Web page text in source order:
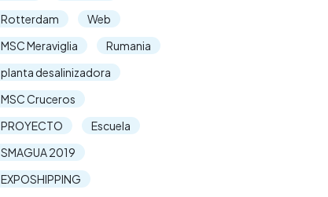
Rotterdam
Web
MSC Meraviglia
Rumania
planta desalinizadora
MSC Cruceros
PROYECTO
Escuela
SMAGUA 2019
EXPOSHIPPING